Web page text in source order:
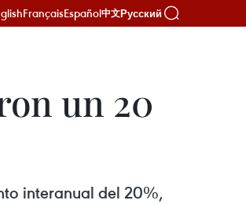
FrançaisEspañol中文Русский
un 20
interanual del 20%,